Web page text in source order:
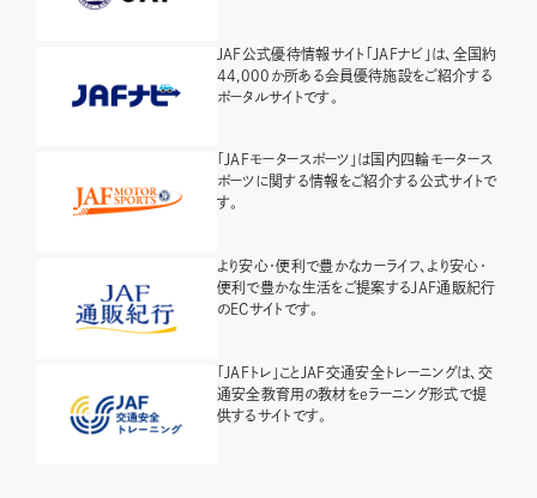
JAF公式優待情報サイト「JAFナビ」は、全国約
44,000か所ある会員優待施設をご紹介する
ポータルサイトです。
「JAFモータースポーツ」は国内四輪モータース
ポーツに関する情報をご紹介する公式サイトで
す。
より安心・便利で豊かなカーライフ、より安心・
便利で豊かな生活をご提案するJAF通販紀行
のECサイトです。
「JAFトレ」ことJAF交通安全トレーニングは、交
通安全教育用の教材をeラーニング形式で提
供するサイトです。